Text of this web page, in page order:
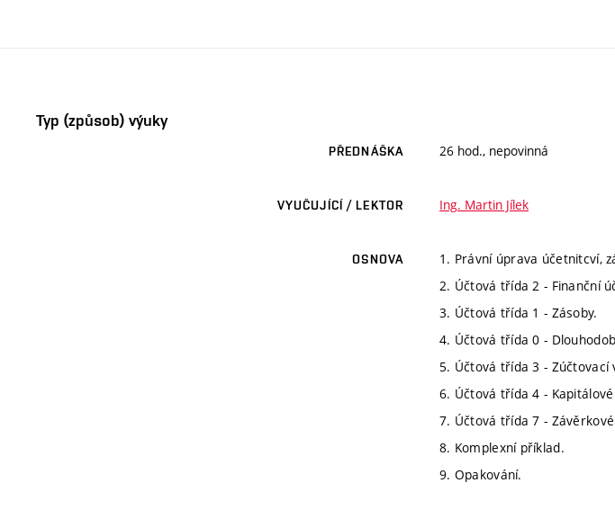
Typ (způsob) výuky
PŘEDNÁŠKA 26 hod., nepovinná
VYUČUJÍCÍ / LEKTOR Ing. Martin Jílek
OSNOVA
1. Právní úprava účetnitcví,
2. Účtová třída 2 - Finanční
3. Účtová třída 1 - Zásoby.
4. Účtová třída 0 -
5. Účtová třída 3 - Zúčtovací
6. Účtová třída 4 -
7. Účtová třída 7 -
8. Komplexní příklad.
9. Opakování.